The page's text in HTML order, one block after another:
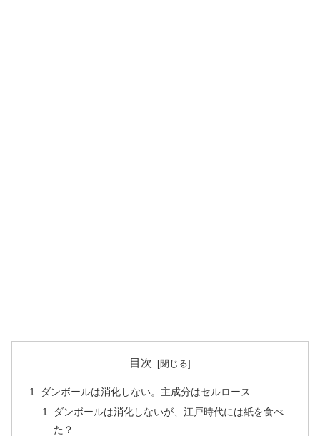
目次
ダンボールは消化しない。主成分はセルロース
ダンボールは消化しないが、江戸時代には紙を食べ
た？